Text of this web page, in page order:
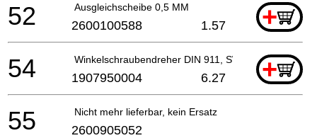
Ausgleichscheibe 0,5 MM +
52 2600100588 1.57
Winkelschraubendreher DIN 911, SW3 +
54 1907950004 6.27
Nicht mehr lieferbar, kein Ersatz
55 2600905052